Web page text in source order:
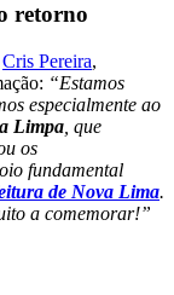
retorno
Cris Pereira,
“Estamos
especialmente ao
Limpa , que
os
fundamental
de Nova Lima.
a comemorar!”